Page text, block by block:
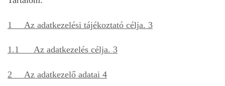
1 Az adatkezelési tájékoztató célja. 3
1.1 Az adatkezelés célja. 3
2 Az adatkezelő adatai 4